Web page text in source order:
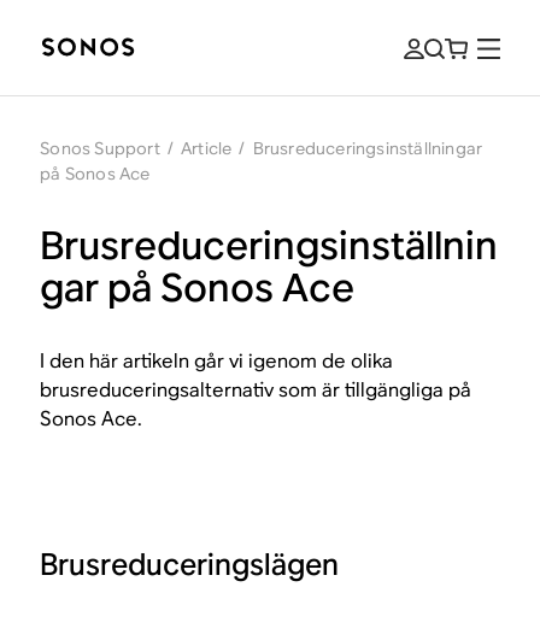
Sonos Support / Article / Brusreduceringsinställningar
på Sonos Ace
Brusreduceringsinställnin
gar på Sonos Ace
I den här artikeln går vi igenom de olika
brusreduceringsalternativ som är tillgängliga på
Sonos Ace.
Brusreduceringslägen